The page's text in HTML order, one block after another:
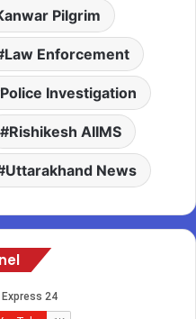
Pilgrim
Law Enforcement
Police Investigation
Rishikesh AIIMS
Uttarakhand News